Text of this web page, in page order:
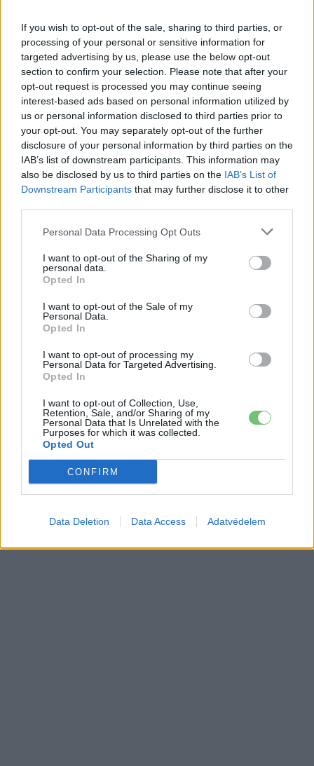
If you wish to opt-out of the sale, sharing to third parties, or
processing of your personal or sensitive information for
targeted advertising by us, please use the below opt-out
section to confirm your selection. Please note that after your
opt-out request is processed you may continue seeing
interest-based ads based on personal information utilized by
us or personal information disclosed to third parties prior to
your opt-out. You may separately opt-out of the further
disclosure of your personal information by third parties on the
IAB’s list of downstream participants. This information may
also be disclosed by us to third parties on the IAB’s List of
Downstream Participants that may further disclose it to other
Personal Data Processing Opt Outs
I want to opt-out of the Sharing of my
personal data.
Opted In
I want to opt-out of the Sale of my
Personal Data.
Opted In
I want to opt-out of processing my
Personal Data for Targeted Advertising.
Opted In
I want to opt-out of Collection, Use,
Retention, Sale, and/or Sharing of my
Personal Data that Is Unrelated with the
Purposes for which it was collected.
Opted Out
CONFIRM
Data Deletion Data Access Adatvédelem
KAPCSOLÓDÓ CIKKEK TÖBB A SZERZŐTŐL
Elektromos
autó
97,6 százalékon áll Norvégia
villanyautó-aránya – közben
átrendeződött a márkák sorrendje
Akkumulátor
25 százalékkal sűrűbb energiát rejt az
európai szilárdtest-akkumulátor
Elektromos
szinte csak elektromos autót vesznek